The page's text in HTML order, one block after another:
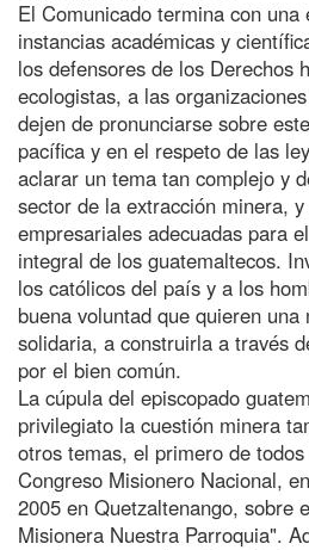
El Comunicado termina con
instancias académicas y
los defensores de los Derechos
ecologistas, a las
dejen de pronunciarse sobre
pacífica y en el respeto de las
aclarar un tema tan complejo y
sector de la extracción minera,
empresariales adecuadas para
integral de los guatemaltecos.
los católicos del país y a los
buena voluntad que quieren
solidaria, a construirla a través
por el bien común.
La cúpula del episcopado
privilegiato la cuestión minera
otros temas, el primero de
Congreso Misionero Nacional,
2005 en Quetzaltenango, sobre
Misionera Nuestra Parroquia".